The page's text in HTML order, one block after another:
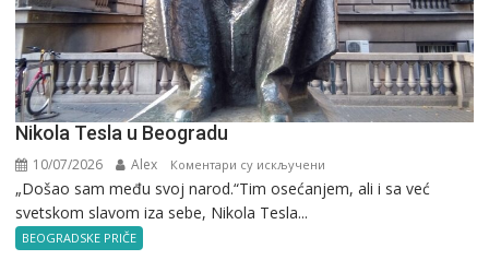
Nikola Tesla u Beogradu
10/07/2026 Alex Коментари су искључени
Nikola
„Došao sam među svoj narod.“Tim osećanjem, ali i sa već
svetskom slavom iza sebe, Nikola Tesla...
BEOGRADSKE PRIČE